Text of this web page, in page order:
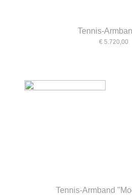
Tennis-
€ 5.720,00
Tennis-Armband